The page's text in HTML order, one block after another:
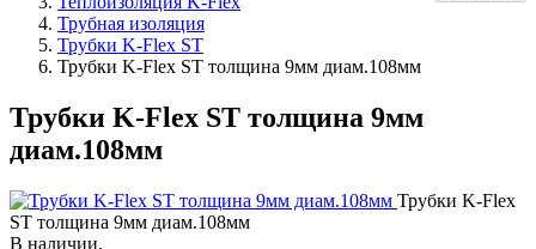
Трубная изоляция
Трубки K-Flex ST
Трубки K-Flex ST толщина 9мм диам.108мм
Трубки K-Flex ST толщина 9мм
диам.108мм
Трубки K-Flex
ST толщина 9мм диам.108мм
В наличии.